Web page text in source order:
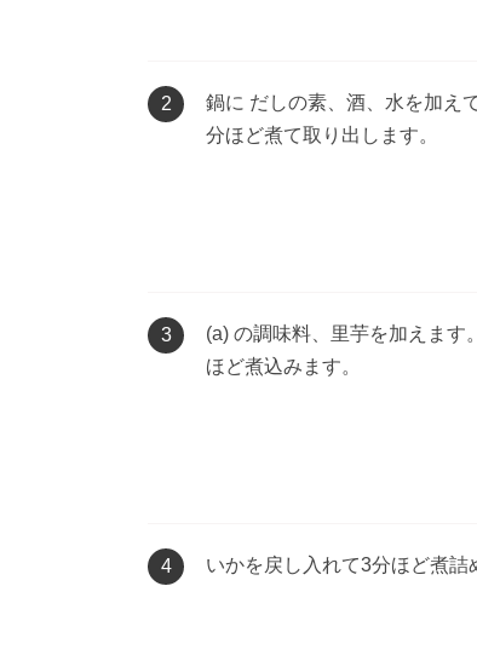
2
鍋に だしの素、酒、水を加え
分ほど煮て取り出します。
3
(a) の調味料、里芋を加えます
ほど煮込みます。
4 いかを戻し入れて3分ほど煮詰